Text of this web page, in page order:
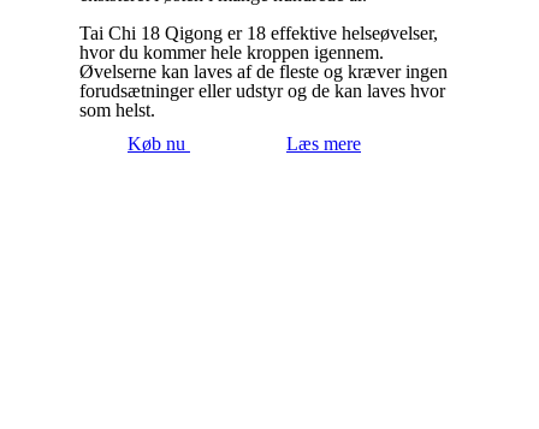
Tai Chi 18 Qigong er 18 effektive helseøvelser,
hvor du kommer hele kroppen igennem.
Øvelserne kan laves af de fleste og kræver ingen
forudsætninger eller udstyr og de kan laves hvor
som helst.
Køb nu
Læs mere